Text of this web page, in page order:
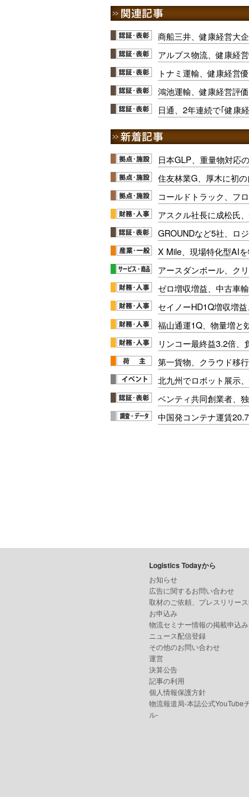
商船三井、健康経営大
アルプス物流、健康経
トナミ運輸、健康経営
鴻池運輸、健康経営評
日通、2年連続で｢健康
日本GLP、重量物対応
住友林業G、厚木に初
コールドトラック、フ
アスクル社長に成松氏
GROUNDなど5社、ロ
X Mile、現場特化型AI
アースダンボール、ク
ゼロ増収増益、中古車
セイノーHD1Q増収増
福山通運1Q、物量増と
リンコー最終益3.2倍、
第一貨物、クラウド移
北九州でロボット展示
ベンティ共同創業者、
中国発コンテナ運賃
Logistics Todayから
お知らせ
広告に関するお問い合わせ
取材のご依頼、プレスリリー
お申込み
物流セミナー情報の掲載申込み
ニュース配信登録
その他のお問い合わせ
運営
決算公告
記事の利用
個人情報保護方針
物流報道局-本誌公式YouTube
ル-